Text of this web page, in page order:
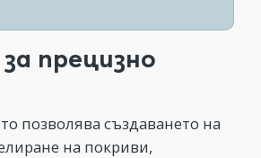
прецизно
позволява създаването на
на покриви,